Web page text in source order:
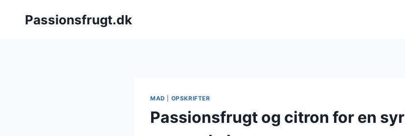
Passionsfrugt.dk
MAD OPSKRIFTER
Passionsfrugt og citron for en